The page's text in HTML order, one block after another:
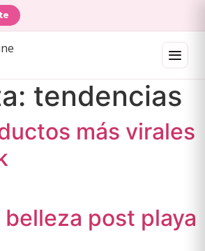
tendencias
más virales
belleza post playa